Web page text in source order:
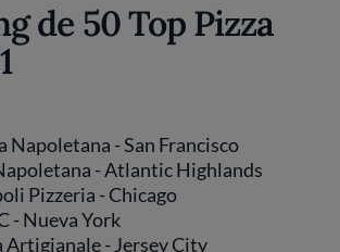
de 50 Top Pizza
Napoletana - San Francisco
- Atlantic Highlands
Pizzeria - Chicago
- Nueva York
Artigianale - Jersey City